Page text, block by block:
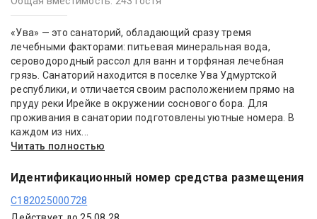
«Ува» — это санаторий, обладающий сразу тремя
лечебными факторами: питьевая минеральная вода,
сероводородный рассол для ванн и торфяная лечебная
грязь. Санаторий находится в поселке Ува Удмуртской
республики, и отличается своим расположением прямо на
пруду реки Ирейке в окружении соснового бора. Для
проживания в санатории подготовлены уютные номера. В
каждом из них...
Читать полностью
Идентификационный номер средства размещения
С182025000728